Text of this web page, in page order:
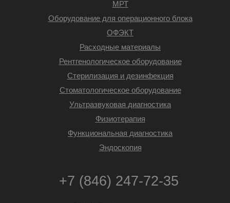
МРТ
Оборудование для операционного блока
ОФЭКТ
Расходные материалы
Рентгенологическое оборудование
Стерилизация и дезинфекция
Стоматологическое оборудование
Ультразвуковая диагностика
Физиотерапия
Функциональная диагностика
Эндоскопия
+7 (846) 247-72-35